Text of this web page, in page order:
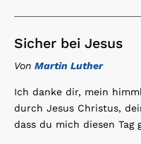
Sicher bei Jesus
Von Martin Luther
Ich danke dir, mein
durch Jesus Christus,
dass du mich diesen Tag